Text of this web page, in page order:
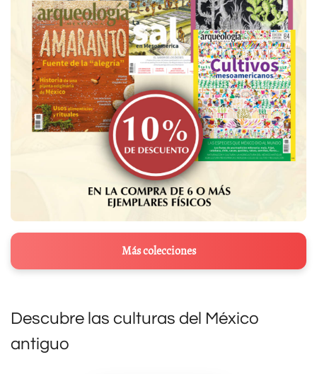
Más colecciones
Descubre las culturas del México
antiguo